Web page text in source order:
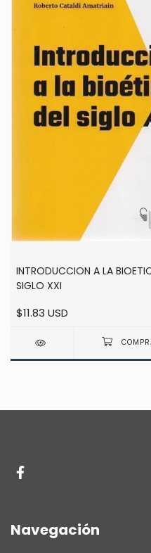
INTRODUCCION A LA
SIGLO XXI
$11.83 USD
Navegación